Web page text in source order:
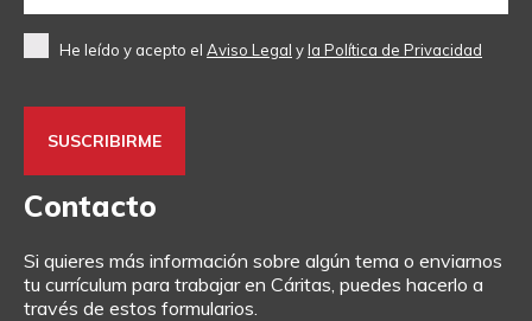
DÓNDE ESTAMOS
TRANSPARENCIA
CÓMO NOS FINANCIAMOS
ACCIÓN SOCIAL
ECONOMÍA SOCIAL Y SOLIDARIA
COOPERACIÓN FRATERNA
QUÉ DECIMOS
NOTICIAS
FORMACIÓN
QUÉ PUEDES HACER TÚ
HAZTE VOLUNTARIOTE AYUDAMOS
DONA
He leído y acepto el Aviso Legal yla Política de Privacidad
Contacto
Si quieres más información sobre algún tema o enviarnos
tu currículum para trabajar en Cáritas, puedes hacerlo a
través de estos formularios.